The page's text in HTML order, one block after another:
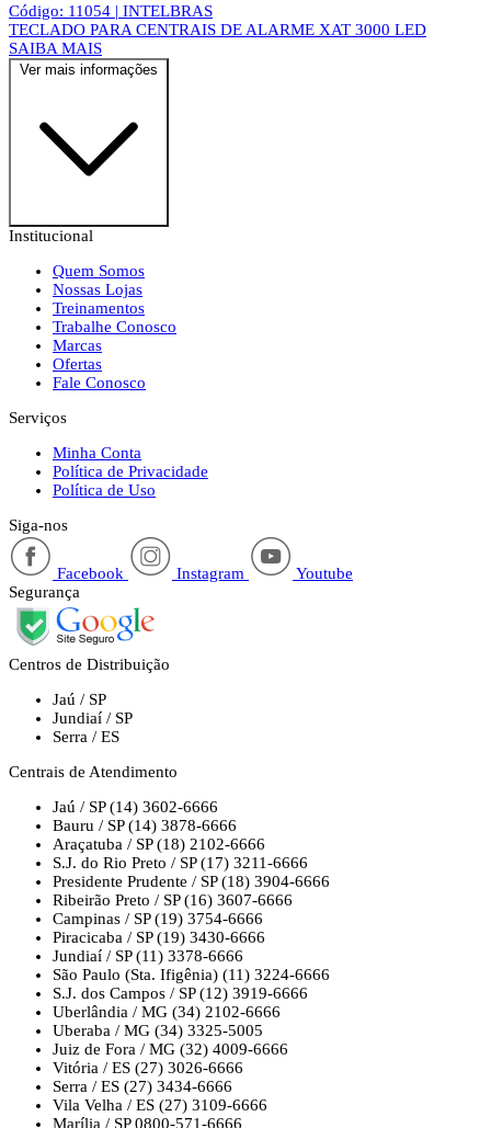
Código: 11054 | INTELBRAS
TECLADO PARA CENTRAIS DE ALARME XAT 3000 LED
SAIBA MAIS
Ver mais informações
Institucional
Quem Somos
Nossas Lojas
Treinamentos
Trabalhe Conosco
Marcas
Ofertas
Fale Conosco
Serviços
Minha Conta
Política de Privacidade
Política de Uso
Siga-nos
Facebook Instagram
Youtube
Segurança
Centros de Distribuição
Jaú / SP
Jundiaí / SP
Serra / ES
Centrais de Atendimento
Jaú / SP (14) 3602-6666
Bauru / SP (14) 3878-6666
Araçatuba / SP (18) 2102-6666
S.J. do Rio Preto / SP (17) 3211-6666
Presidente Prudente / SP (18) 3904-6666
Ribeirão Preto / SP (16) 3607-6666
Campinas / SP (19) 3754-6666
Piracicaba / SP (19) 3430-6666
Jundiaí / SP (11) 3378-6666
São Paulo (Sta. Ifigênia) (11) 3224-6666
S.J. dos Campos / SP (12) 3919-6666
Uberlândia / MG (34) 2102-6666
Uberaba / MG (34) 3325-5005
Juiz de Fora / MG (32) 4009-6666
Vitória / ES (27) 3026-6666
Serra / ES (27) 3434-6666
Vila Velha / ES (27) 3109-6666
Marília / SP 0800-571-6666